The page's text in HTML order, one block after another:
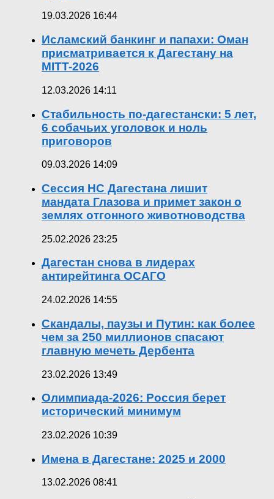
19.03.2026 16:44
Исламский банкинг и папахи: Оман
присматривается к Дагестану на
MITT-2026
12.03.2026 14:11
Стабильность по-дагестански: 5 лет,
6 собачьих уголовок и ноль
приговоров
09.03.2026 14:09
Сессия НС Дагестана лишит
мандата Глазова и примет закон о
землях отгонного животноводства
25.02.2026 23:25
Дагестан снова в лидерах
антирейтинга ОСАГО
24.02.2026 14:55
Скандалы, паузы и Путин: как более
чем за 250 миллионов спасают
главную мечеть Дербента
23.02.2026 13:49
Олимпиада-2026: Россия берет
исторический минимум
23.02.2026 10:39
Имена в Дагестане: 2025 и 2000
13.02.2026 08:41